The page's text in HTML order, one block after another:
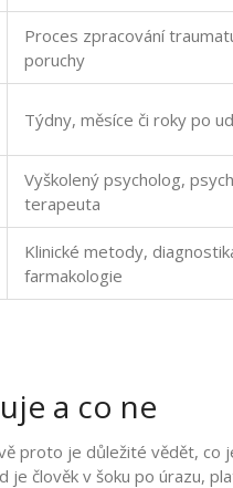
Proces zpracování
poruchy
Týdny, měsíce či roky po
Vyškolený psycholog,
terapeuta
Klinické metody,
farmakologie
a co ne
proto je důležité vědět, co
člověk v šoku po úrazu,